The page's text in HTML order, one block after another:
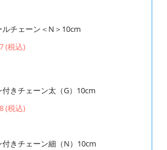
ルチェーン＜N＞10cm
(税込)
付きチェーン太（G）10cm
(税込)
付きチェーン細（N）10cm